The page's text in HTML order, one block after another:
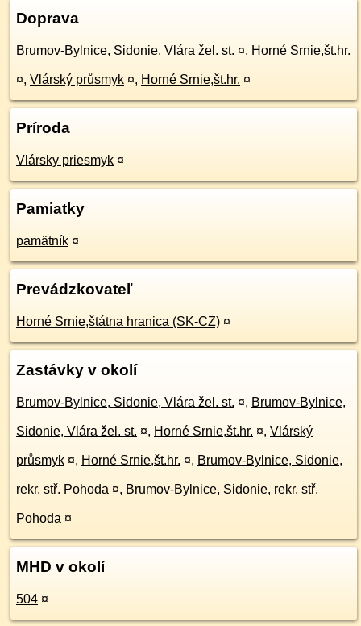
Doprava
Brumov-Bylnice, Sidonie, Vlára žel. st. ¤, Horné Srnie,št.hr.
¤, Vlárský průsmyk ¤, Horné Srnie,št.hr. ¤
Príroda
Vlársky priesmyk ¤
Pamiatky
pamätník ¤
Prevádzkovateľ
Horné Srnie,štátna hranica (SK-CZ) ¤
Zastávky v okolí
Brumov-Bylnice, Sidonie, Vlára žel. st. ¤, Brumov-Bylnice,
Sidonie, Vlára žel. st. ¤, Horné Srnie,št.hr. ¤, Vlárský
průsmyk ¤, Horné Srnie,št.hr. ¤, Brumov-Bylnice, Sidonie,
rekr. stř. Pohoda ¤, Brumov-Bylnice, Sidonie, rekr. stř.
Pohoda ¤
MHD v okolí
504 ¤